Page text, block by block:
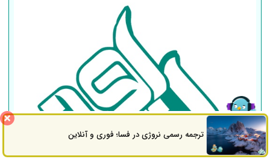
ترجمه رسمی نروژی در فسا؛ فوری و آنلاینراه های ارتباطی